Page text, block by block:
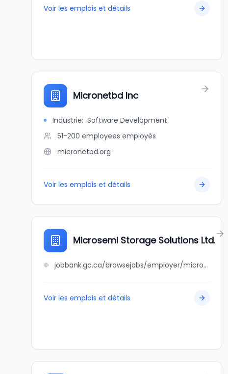
Voir les emplois et détails
Micronetbd Inc
Industrie: Software Development
51-200 employees employés
micronetbd.org
Voir les emplois et détails
Microsemi Storage Solutions Ltd.
jobbank.gc.ca/browsejobs/employer/microsemi+storage+solutions+ltd./ca
Voir les emplois et détails